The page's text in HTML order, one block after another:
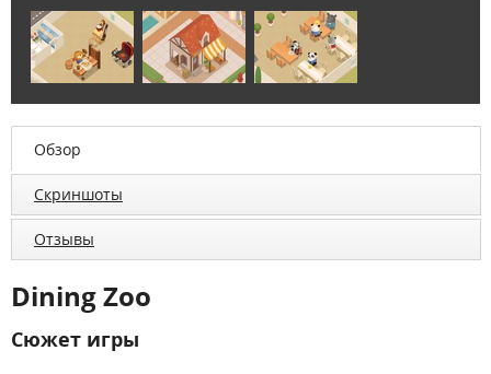
Обзор
Скриншоты
Отзывы
Dining Zoo
Сюжет игры